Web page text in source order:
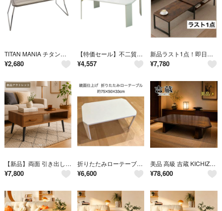
TITAN MANIA チタンマニア ミニテーブル チタン製 ローテーブル 折りたたみ
¥2,680
【特価セール】不二貿易(Fujiboeki) ローテーブル 折りたたみテーブル
¥4,557
新品ラスト1点！即日発送！伸縮ローテーブル 幅80.5～142.7cm
¥7,780
【新品】両面 引き出し付き ローテーブル 北欧風 オープン収納 ブラウン
¥7,800
折りたたみローテーブル 折りたたみテーブル 机 座卓 ホワイト 白 鏡面仕上げ
¥6,600
美品 高級 吉蔵 KICHIZO 座卓 ローテーブル 幅130cm 和モダン
¥78,600